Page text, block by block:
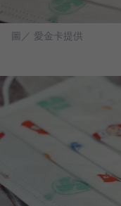
圖／ 愛金卡提供